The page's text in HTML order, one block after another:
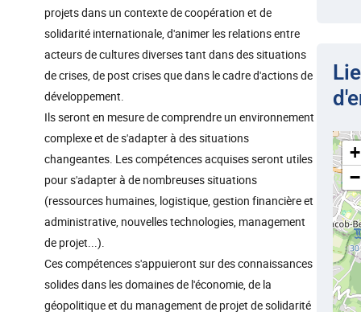
projets dans un contexte de coopération et de
solidarité internationale, d'animer les relations entre
acteurs de cultures diverses tant dans des situations
de crises, de post crises que dans le cadre d'actions de
développement.
Ils seront en mesure de comprendre un environnement
complexe et de s'adapter à des situations
changeantes. Les compétences acquises seront utiles
pour s'adapter à de nombreuses situations
(ressources humaines, logistique, gestion financière et
administrative, nouvelles technologies, management
de projet...).
Ces compétences s'appuieront sur des connaissances
solides dans les domaines de l'économie, de la
géopolitique et du management de projet de solidarité
+
−